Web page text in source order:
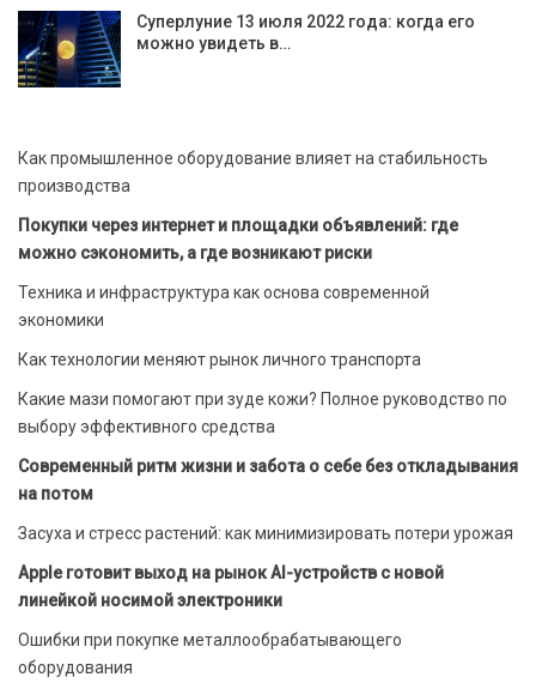
Суперлуние 13 июля 2022 года: когда его
можно увидеть в…
Как промышленное оборудование влияет на стабильность
производства
Покупки через интернет и площадки объявлений: где
можно сэкономить, а где возникают риски
Техника и инфраструктура как основа современной
экономики
Как технологии меняют рынок личного транспорта
Какие мази помогают при зуде кожи? Полное руководство по
выбору эффективного средства
Современный ритм жизни и забота о себе без откладывания
на потом
Засуха и стресс растений: как минимизировать потери урожая
Apple готовит выход на рынок AI-устройств с новой
линейкой носимой электроники
Ошибки при покупке металлообрабатывающего
оборудования